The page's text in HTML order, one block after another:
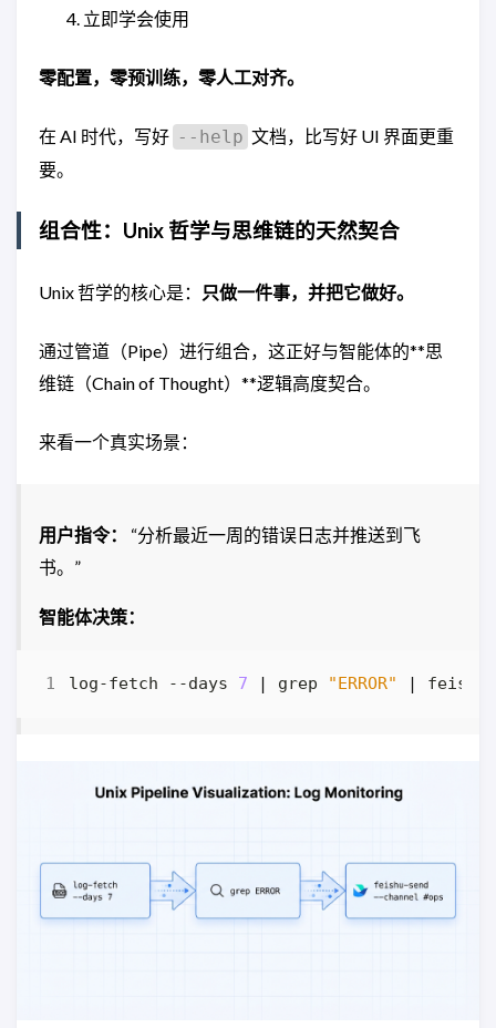
立即学会使用
零配置，零预训练，零人工对齐。
在 AI 时代，写好 --help 文档，比写好 UI 界面更重
要。
组合性：Unix 哲学与思维链的天然契合
Unix 哲学的核心是： 只做一件事，并把它做好。
通过管道（Pipe）进行组合，这正好与智能体的**思
维链（Chain of Thought）**逻辑高度契合。
来看一个真实场景：
用户指令：
“分析最近一周的错误日志并推送到飞
书。”
智能体决策：
log-fetch --days 7 | grep "ERROR" |